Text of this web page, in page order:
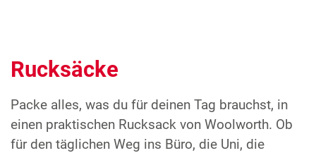
Rucksäcke
Packe alles, was du für deinen Tag brauchst, in
einen praktischen Rucksack von Woolworth. Ob
für den täglichen Weg ins Büro, die Uni, die